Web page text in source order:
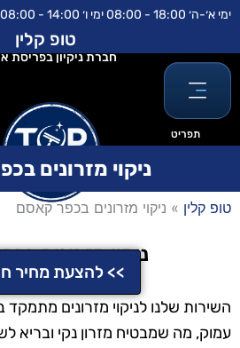
לתוכן
דילוג
ימי א׳-ה׳ 18:00 - 08:00 ימי ו׳ 14:00 - 08:00 שבת וחגים: סגור
תפריט
טופ קלין
חברת ניקיון בפריסת
ניקוי מזרונים
טופ קלין » ניקוי מזרונים בכפר קאסם
ניקוי מזרונים
>> להצעת מחיר
השירות שלנו לניקוי מזרונים
עמוק, מה שמבטיח מזרון נקי ובריא